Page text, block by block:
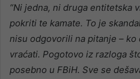
“Ni jedna, ni druga entitetska
pokriti te kamate. To je
nisu odgovorili na pitanje – ko
vraćati. Pogotovo iz razloga
posebno u FBiH. Sve se